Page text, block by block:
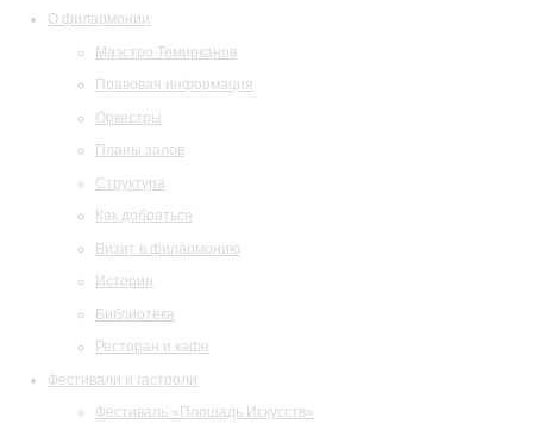
О филармонии
Маэстро Темирканов
Правовая информация
Оркестры
Планы залов
Структура
Как добраться
Визит в филармонию
История
Библиотека
Ресторан и кафе
Фестивали и гастроли
Фестиваль «Площадь Искусств»